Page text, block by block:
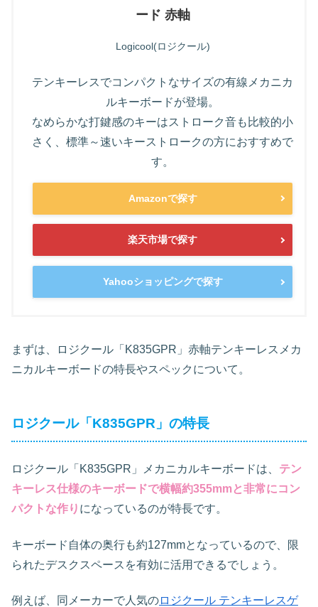
ード 赤軸
Logicool(ロジクール)
テンキーレスでコンパクトなサイズの有線メカニカ
ルキーボードが登場。
なめらかな打鍵感のキーはストローク音も比較的小
さく、標準～速いキーストロークの方におすすめで
す。
Amazonで探す
楽天市場で探す
Yahooショッピングで探す
まずは、ロジクール「K835GPR」赤軸テンキーレスメカ
ニカルキーボードの特長やスペックについて。
ロジクール「K835GPR」の特長
ロジクール「K835GPR」メカニカルキーボードは、 テン
キーレス仕様のキーボードで横幅約355mmと非常にコン
パクトな作り になっているのが特長です。
キーボード自体の奥行も約127mmとなっているので、限
られたデスクスペースを有効に活用できるでしょう。
例えば、同メーカーで人気のロジクール テンキーレスゲ